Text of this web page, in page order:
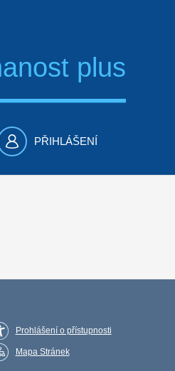
plus
PŘIHLÁŠENÍ
Prohlášení o přístupnosti
Mapa Stránek